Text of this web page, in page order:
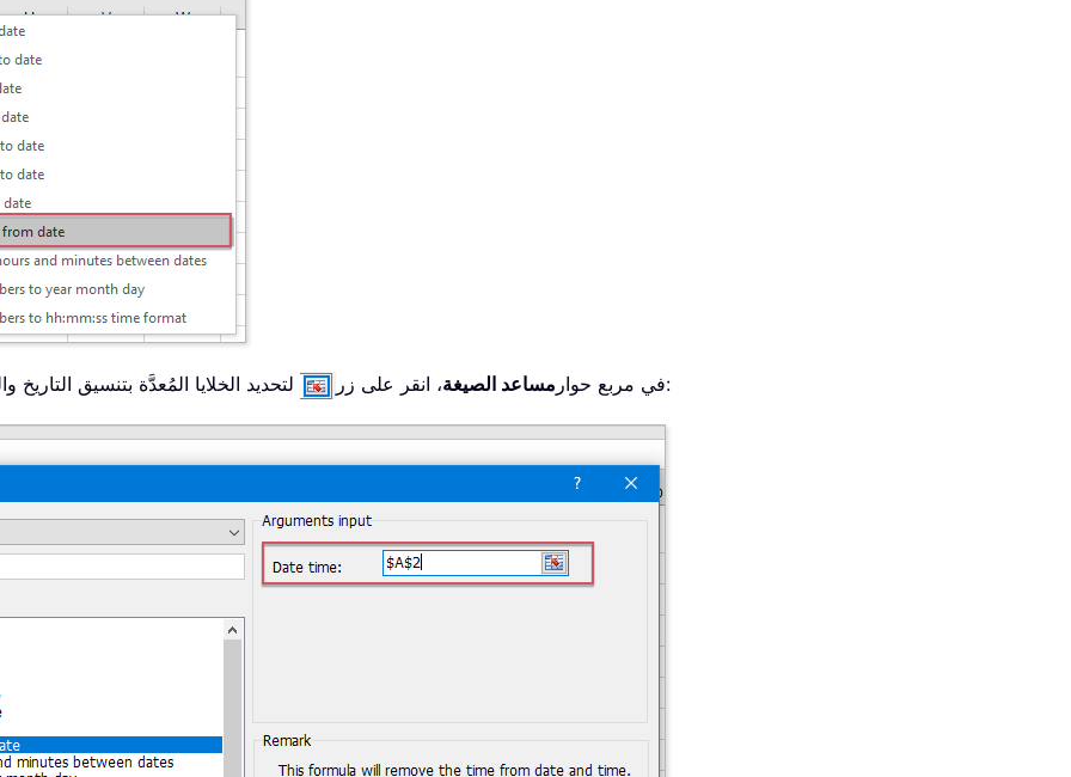
. في مربع حوار مساعد الصيغة، انقر على زر لتحديد الخلايا المُعدَّة بتنسيق التاريخ والوقت التي تريد إزالة الوقت منها. راجع لقطة الشاشة: